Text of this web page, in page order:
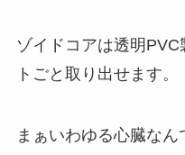
ゾイドコアは透明
トごと取り出せます。
まぁいわゆる心臓な